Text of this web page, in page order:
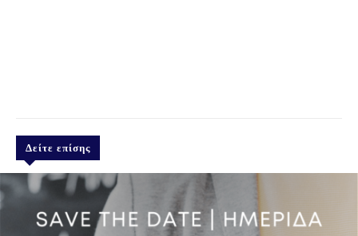
Δείτε επίσης